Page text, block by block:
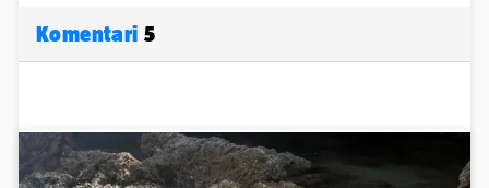
Komentari 5